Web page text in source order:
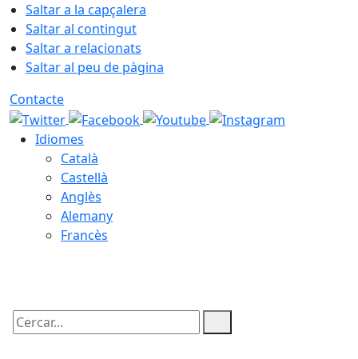
Saltar a la capçalera
Saltar al contingut
Saltar a relacionats
Saltar al peu de pàgina
Contacte
Idiomes
Català
Castellà
Anglès
Alemany
Francès
Cercar: